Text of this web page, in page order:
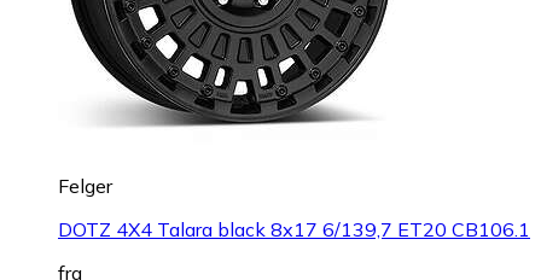
Felger
DOTZ 4X4 Talara black 8x17 6/139,7 ET20 CB106.1
fra